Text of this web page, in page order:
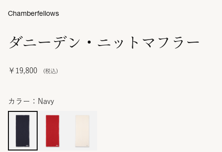
ダニーデン・ニットマフラー
￥19,800
Chamberfellows
カラー：Navy